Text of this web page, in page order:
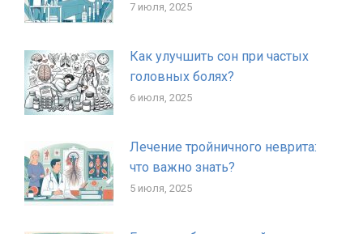
7 июля, 2025
Как улучшить сон при частых
головных болях?
6 июля, 2025
Лечение тройничного неврита:
что важно знать?
5 июля, 2025